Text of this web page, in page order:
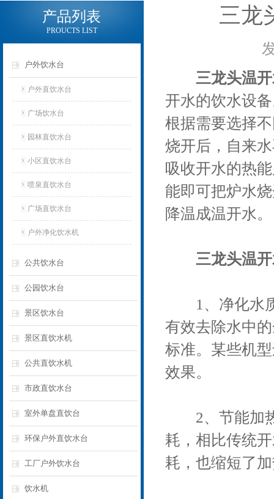
产品列表
PROUCTS LIST
户外饮水台
户外直饮水台
广场饮水台
园林直饮水台
小区直饮水台
喷泉直饮水台
广场直饮水台
户外净化饮水机
公共饮水台
公园饮水台
景区饮水台
景区直饮水机
公共直饮水机
市政直饮水台
室外单盘直饮台
环保户外直饮水台
工厂户外饮水台
饮水机
三龙
三龙头温
开水的饮水设
根据需要选择
烧开后，自来
吸收开水的热
能即可把炉水
降温成温开水。
三龙头温
1、净化水质
有效去除水中
标准。某些机
效果。
2、节能加热
耗，相比传统
耗，也缩短了